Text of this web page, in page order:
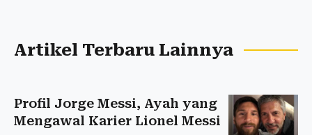
Artikel Terbaru Lainnya
Profil Jorge Messi, Ayah yang
Mengawal Karier Lionel Messi